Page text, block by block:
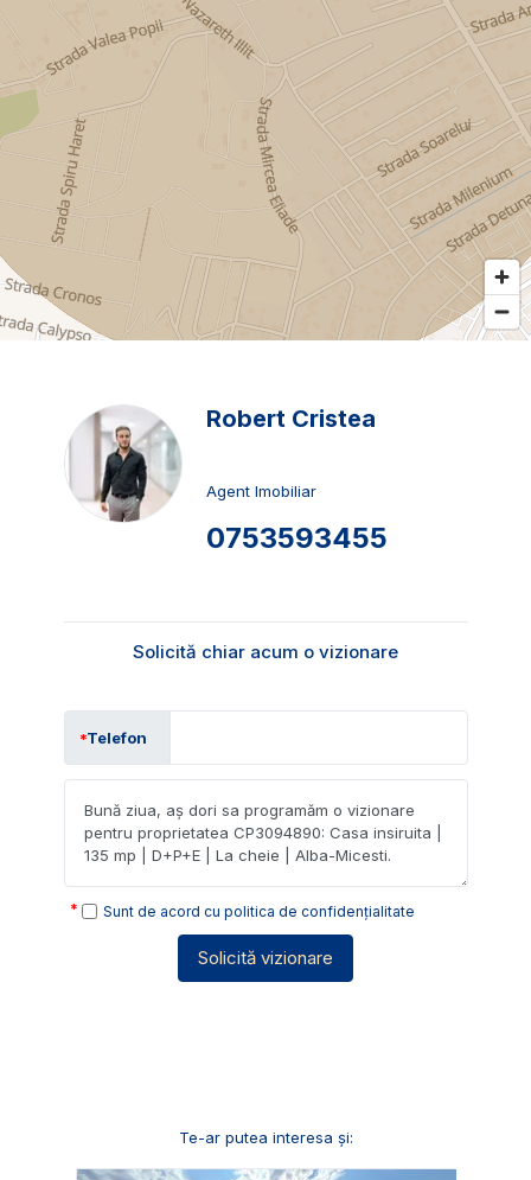
Robert Cristea
Agent Imobiliar
0753593455
Solicită chiar acum o vizionare
Telefon
Sunt de acord cu politica de confidențialitate
Solicită vizionare
Te-ar putea interesa și: